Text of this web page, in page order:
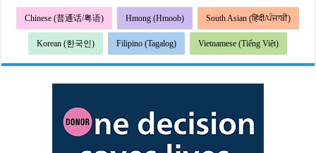
Chinese (普通话/粤语) Hmong (Hmoob) South Asian (हिंदी/ਪੰਜਾਬੀ)
Korean (한국인) Filipino (Tagalog) Vietnamese (Tiếng Việt)